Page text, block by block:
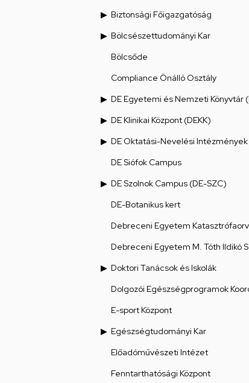
Biztonsági Főigazgatóság
Bölcsészettudományi Kar
Bölcsőde
Compliance Önálló Osztály
DE Egyetemi és Nemzeti Könyvtár
DE Klinikai Központ (DEKK)
DE Oktatási-Nevelési Intézmények
DE Siófok Campus
DE Szolnok Campus (DE-SZC)
DE-Botanikus kert
Debreceni Egyetem
Debreceni Egyetem M. Tóth Ildikó
Doktori Tanácsok és Iskolák
Dolgozói Egészségprogramok
E-sport Központ
Egészségtudományi Kar
Előadóművészeti Intézet
Fenntarthatósági Központ